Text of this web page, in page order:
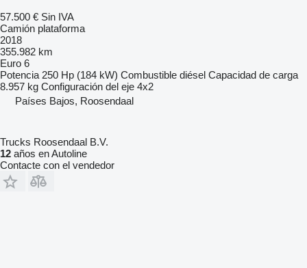
57.500 € Sin IVA
Camión plataforma
2018
355.982 km
Euro 6
Potencia 250 Hp (184 kW) Combustible diésel Capacidad de carga
8.957 kg Configuración del eje 4x2
Países Bajos, Roosendaal
Trucks Roosendaal B.V.
12 años en Autoline
Contacte con el vendedor